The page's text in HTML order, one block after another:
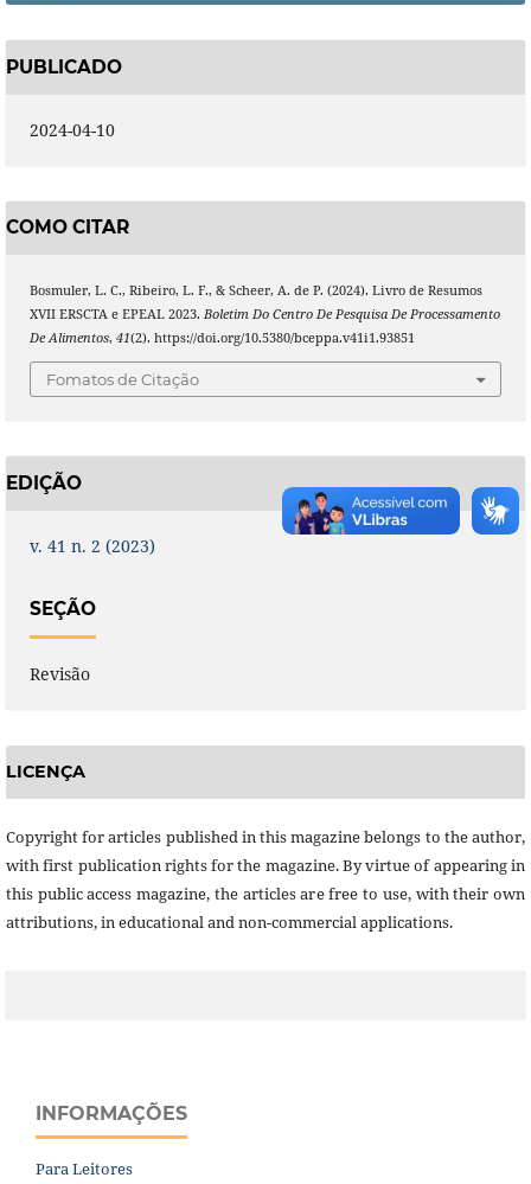
PUBLICADO
2024-04-10
COMO CITAR
Bosmuler, L. C., Ribeiro, L. F., & Scheer, A. de P. (2024). Livro de Resumos
XVII ERSCTA e EPEAL 2023. Boletim Do Centro De Pesquisa De Processamento
De Alimentos, 41(2). https://doi.org/10.5380/bceppa.v41i1.93851
Fomatos de Citação
EDIÇÃO
v. 41 n. 2 (2023)
SEÇÃO
Revisão
LICENÇA
Copyright for articles published in this magazine belongs to the author,
with first publication rights for the magazine. By virtue of appearing in
this public access magazine, the articles are free to use, with their own
attributions, in educational and non-commercial applications.
INFORMAÇÕES
Para Leitores